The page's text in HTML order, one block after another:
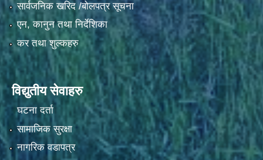
सार्वजनिक खरिद /बोलपत्र सूचना
एन, कानुन तथा निर्देशिका
कर तथा शुल्कहरु
विद्युतीय सेवाहरु
घटना दर्ता
सामाजिक सुरक्षा
नागरिक वडापत्र